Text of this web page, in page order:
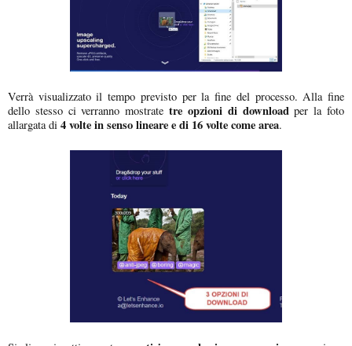
Verrà visualizzato il tempo previsto per la fine del processo. Alla fine
dello stesso ci verranno mostratetre opzioni di downloadper la foto
allargata di 4 volte in senso lineare e di 16 volte come area.